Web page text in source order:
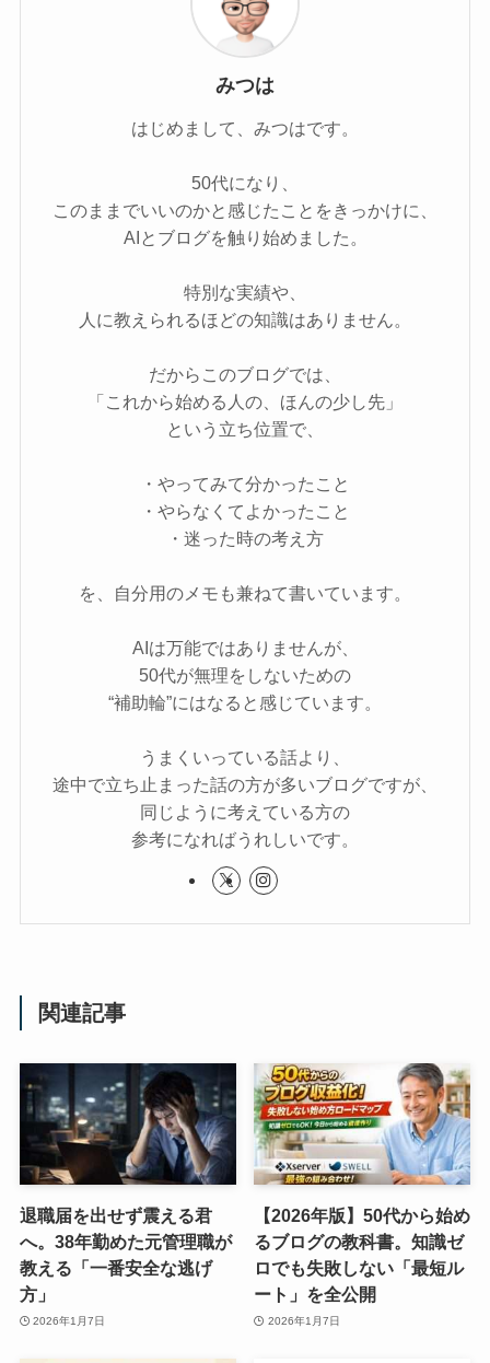
みつは
はじめまして、みつはです。
50代になり、
このままでいいのかと感じたことをきっかけに、
AIとブログを触り始めました。
特別な実績や、
人に教えられるほどの知識はありません。
だからこのブログでは、
「これから始める人の、ほんの少し先」
という立ち位置で、
・やってみて分かったこと
・やらなくてよかったこと
・迷った時の考え方
を、自分用のメモも兼ねて書いています。
AIは万能ではありませんが、
50代が無理をしないための
“補助輪”にはなると感じています。
うまくいっている話より、
途中で立ち止まった話の方が多いブログですが、
同じように考えている方の
参考になればうれしいです。
関連記事
退職届を出せず震える君
へ。38年勤めた元管理職が
教える「一番安全な逃げ
方」
2026年1月7日
【2026年版】50代から始め
るブログの教科書。知識ゼ
ロでも失敗しない「最短ル
ート」を全公開
2026年1月7日